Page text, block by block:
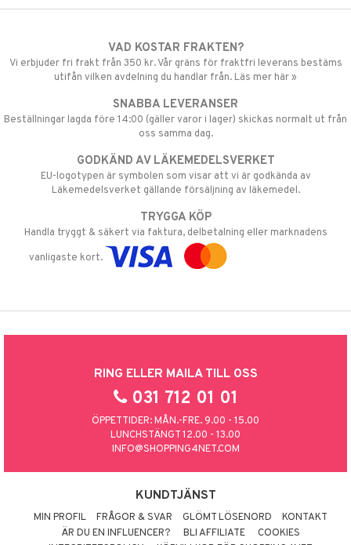
VAD KOSTAR FRAKTEN?
Vi erbjuder fri frakt från 350 kr. Vår gräns för fraktfri leverans bestäms
utifån vilken avdelning du handlar från. Läs mer här »
SNABBA LEVERANSER
Beställningar lagda före 14:00 (gäller varor i lager) skickas normalt ut från
oss samma dag.
GODKÄND AV LÄKEMEDELSVERKET
EU-logotypen är symbolen som visar att vi är godkända av
Läkemedelsverket gällande försäljning av läkemedel.
TRYGGA KÖP
Handla tryggt & säkert via faktura, delbetalning eller marknadens
vanligaste kort.
RING ELLER MAILA TILL OSS
031 712 01 01
ÖPPETTIDER: MÅN.-FRE. 9.00 - 15.00
LUNCHSTÄNGT 12.00 - 13.00
INFO@SHOPPING4NET.COM
KUNDTJÄNST
MIN PROFIL FRÅGOR & SVAR GLÖMT LÖSENORD
KONTAKT
ÄR DU EN INFLUENCER?
BLI AFFILIATE
COOKIES